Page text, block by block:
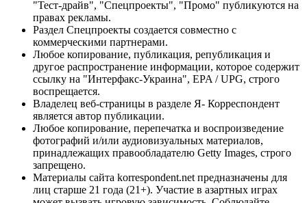
"Тест-драйв", "Спецпроекты", "Промо" публикуются на
правах рекламы.
Раздел Спецпроекты создается совместно с
коммерческими партнерами.
Любое копирование, публикация, републикация и
другое распространение информации, которое содержит
ссылку на "Интерфакс-Украина", EPA / UPG, строго
воспрещается.
Владелец веб-страницы в разделе Я- Корреспондент
является автор публикации.
Любое копирование, перепечатка и воспроизведение
фотографий и/или аудиовизуальных материалов,
принадлежащих правообладателю Getty Images, строго
запрещено.
Материалы сайта korrespondent.net предназначены для
лиц старше 21 года (21+). Участие в азартных играх